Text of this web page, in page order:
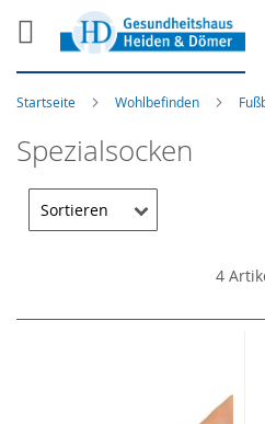
Startseite Wohlbefinden
Spezialsocken
4